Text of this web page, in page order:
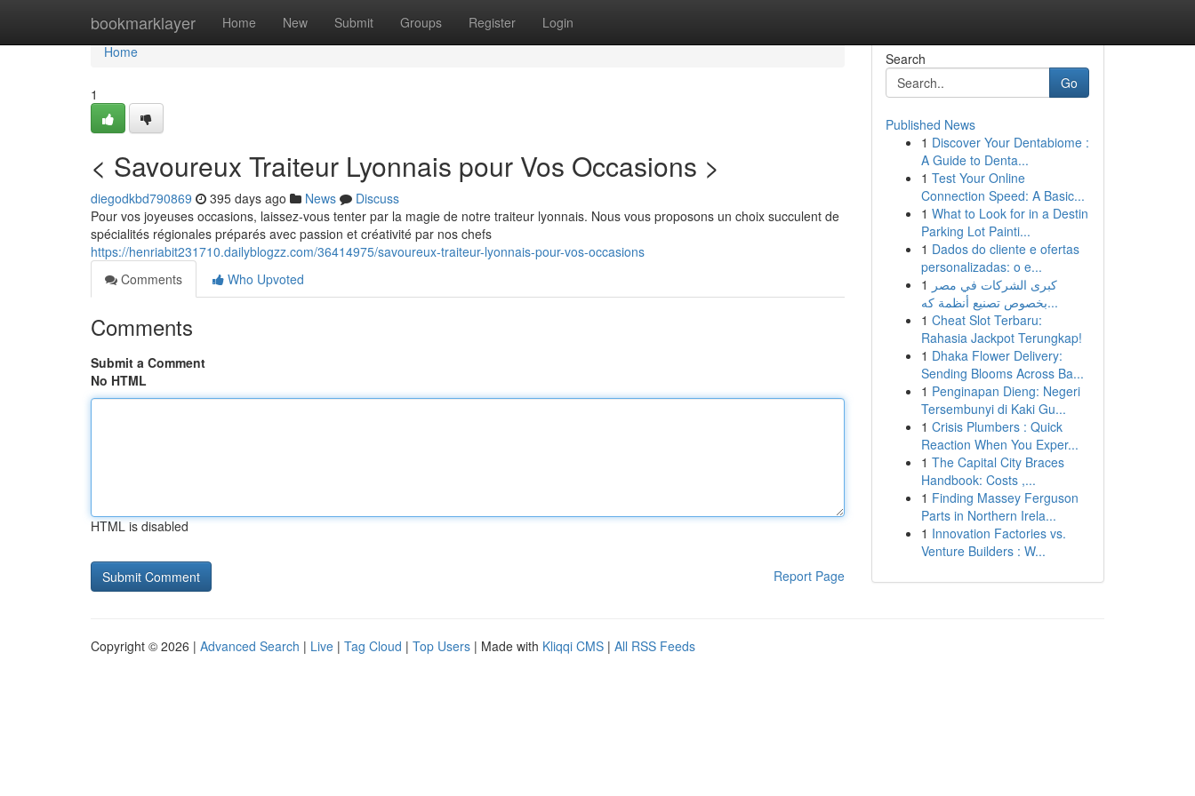
bookmarklayer Home New Submit Groups Register Login
Home
Home
1
< Savoureux Traiteur Lyonnais pour Vos Occasions >
diegodkbd790869 395 days ago News
Discuss
Pour vos joyeuses occasions, laissez-vous tenter par la magie de notre traiteur lyonnais. Nous vous proposons un choix succulent de
spécialités régionales préparés avec passion et créativité par nos chefs
https://henriabit231710.dailyblogzz.com/36414975/savoureux-traiteur-lyonnais-pour-vos-occasions
Comments
Who Upvoted
Comments
Submit a Comment
No HTML
HTML is disabled
Report Page
Search
Go
Published News
1 Discover Your Dentabiome :
A Guide to Denta...
1 Test Your Online
Connection Speed: A Basic...
1 What to Look for in a Destin
Parking Lot Painti...
1 Dados do cliente e ofertas
personalizadas: o e...
1 كبرى الشركات في مصر
بخصوص تصنيع أنظمة كه...
1 Cheat Slot Terbaru:
Rahasia Jackpot Terungkap!
1 Dhaka Flower Delivery:
Sending Blooms Across Ba...
1 Penginapan Dieng: Negeri
Tersembunyi di Kaki Gu...
1 Crisis Plumbers : Quick
Reaction When You Exper...
1 The Capital City Braces
Handbook: Costs ,...
1 Finding Massey Ferguson
Parts in Northern Irela...
1 Innovation Factories vs.
Venture Builders : W...
Copyright © 2026 | Advanced Search | Live | Tag Cloud | Top Users | Made with Kliqqi CMS | All RSS Feeds